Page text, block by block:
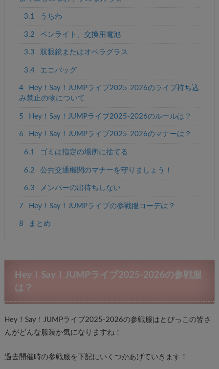
3.1 うちわ
3.2 ペンライト、交換用電池
3.3 双眼鏡またはオペラグラス
3.4 エコバッグ
4
Hey！Say！JUMPライブ2025-2026のライブ持ち込
み禁止の物について
5 Hey！Say！JUMPライブ2025-2026のルールは？
6 Hey！Say！JUMPライブ2025-2026のマナーは？
6.1 ゴミは指定の場所に捨てる
6.2 公共交通機関のマナーを守りましょう！
6.3 メンバーの出待ちしない
7 Hey！Say！JUMPライブの参戦服コーデは？
8 まとめ
Hey！Say！JUMPライブ2025-2026の参戦服
は？
Hey！Say！JUMPライブ2025-2026の参戦服はとびっこの皆さ
んがどんな服装か気になりますね！
過去開催時の参戦服を下記にいくつかあげていきます！